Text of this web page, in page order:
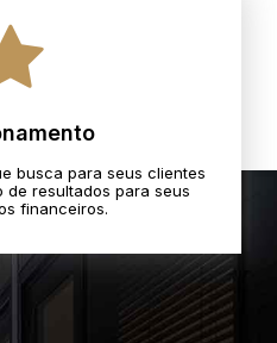
busca para seus clientes
de resultados para seus
financeiros.